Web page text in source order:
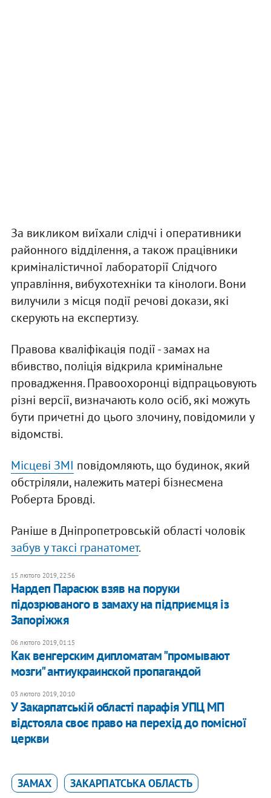
За викликом виїхали слідчі і оперативники
районного відділення, а також працівники
криміналістичної лабораторії Слідчого
управління, вибухотехніки та кінологи. Вони
вилучили з місця події речові докази, які
скерують на експертизу.
Правова кваліфікація події - замах на
вбивство, поліція відкрила кримінальне
провадження. Правоохоронці відпрацьовують
різні версії, визначають коло осіб, які можуть
бути причетні до цього злочину, повідомили у
відомстві.
Місцеві ЗМІ повідомляють, що будинок, який
обстріляли, належить матері бізнесмена
Роберта Бровді.
Раніше в Дніпропетровській області чоловік
забув у таксі гранатомет.
15 лютого 2019, 22:56
Нардеп Парасюк взяв на поруки
підозрюваного в замаху на підприємця із
Запоріжжя
06 лютого 2019, 01:15
Как венгерским дипломатам "промывают
мозги" антиукраинской пропагандой
03 лютого 2019, 20:10
У Закарпатській області парафія УПЦ МП
відстояла своє право на перехід до помісної
церкви
ЗАМАХ ЗАКАРПАТСЬКА ОБЛАСТЬ